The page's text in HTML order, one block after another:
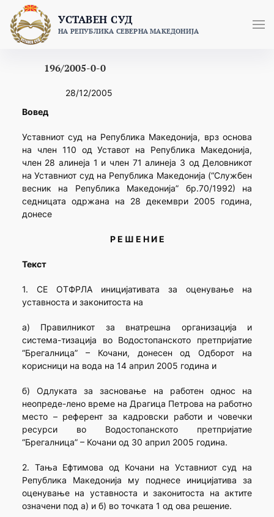
content
УСТАВЕН СУД
НА РЕПУБЛИКА СЕВЕРНА МАКЕДОНИЈА
196/2005-0-0
28/12/2005
Вовед
Уставниот суд на Република Македонија, врз основа
на член 110 од Уставот на Република Македонија,
член 28 алинеја 1 и член 71 алинеја 3 од Деловникот
на Уставниот суд на Република Македонија (“Службен
весник на Република Македонија” бр.70/1992) на
седницата одржана на 28 декември 2005 година,
донесе
Р Е Ш Е Н И Е
Текст
1. СЕ ОТФРЛА иницијативата за оценување на
уставноста и законитоста на
а) Правилникот за внатрешна организација и
система-тизација во Водостопанското претпријатие
“Брегалница” – Кочани, донесен од Одборот на
корисници на вода на 14 април 2005 година и
б) Одлуката за засновање на работен однос на
неопреде-лено време на Драгица Петрова на работно
место – референт за кадровски работи и човечки
ресурси во Водостопанското претпријатие
“Брегалница” – Кочани од 30 април 2005 година.
2. Тања Ефтимова од Кочани на Уставниот суд на
Република Македонија му поднесе иницијатива за
оценување на уставноста и законитоста на актите
означени под а) и б) во точката 1 од ова решение.